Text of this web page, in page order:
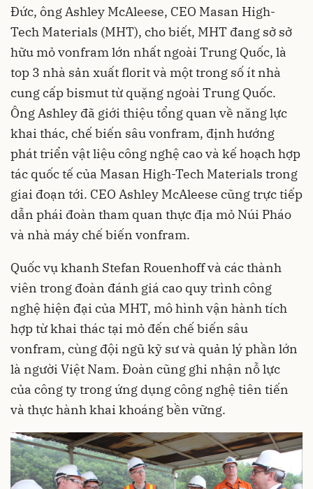
Đức, ông Ashley McAleese, CEO Masan High-
Tech Materials (MHT), cho biết, MHT đang sở sở
hữu mỏ vonfram lớn nhất ngoài Trung Quốc, là
top 3 nhà sản xuất florit và một trong số ít nhà
cung cấp bismut từ quặng ngoài Trung Quốc.
Ông Ashley đã giới thiệu tổng quan về năng lực
khai thác, chế biến sâu vonfram, định hướng
phát triển vật liệu công nghệ cao và kế hoạch hợp
tác quốc tế của Masan High-Tech Materials trong
giai đoạn tới. CEO Ashley McAleese cũng trực tiếp
dẫn phái đoàn tham quan thực địa mỏ Núi Pháo
và nhà máy chế biến vonfram.
Quốc vụ khanh Stefan Rouenhoff và các thành
viên trong đoàn đánh giá cao quy trình công
nghệ hiện đại của MHT, mô hình vận hành tích
hợp từ khai thác tại mỏ đến chế biến sâu
vonfram, cùng đội ngũ kỹ sư và quản lý phần lớn
là người Việt Nam. Đoàn cũng ghi nhận nỗ lực
của công ty trong ứng dụng công nghệ tiên tiến
và thực hành khai khoáng bền vững.